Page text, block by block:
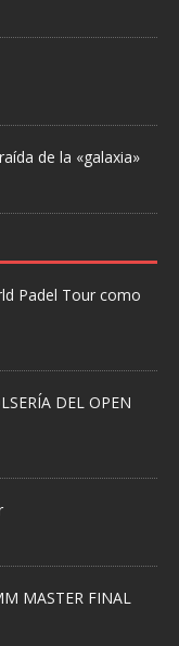
de la «galaxia»
Padel Tour como
DEL OPEN
MASTER FINAL